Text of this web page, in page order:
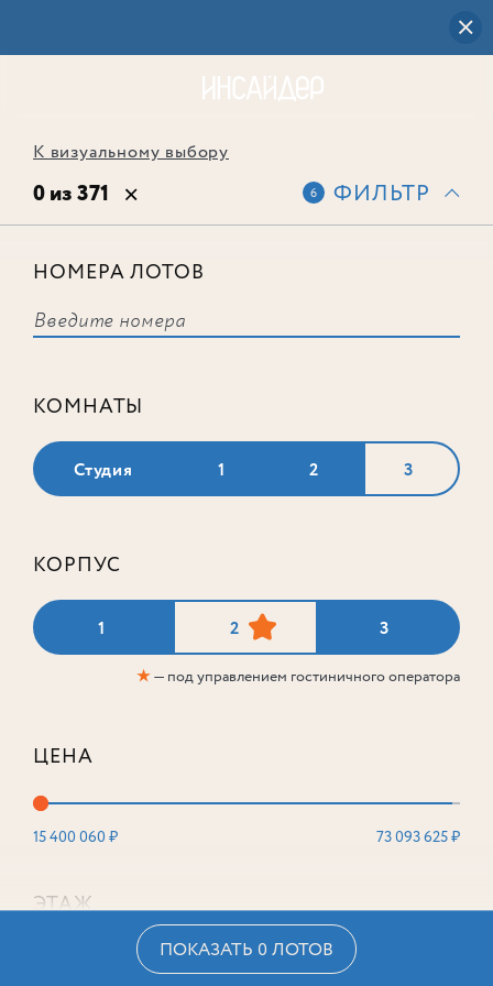
К визуальному выбору
0 из 371 6 ФИЛЬТР
НОМЕРА ЛОТОВ
КОМНАТЫ
Студия 1 2 3
КОРПУС
1 2 3
★— под управлением гостиничного оператора
ЦЕНА
15 400 060 ₽ 73 093 625 ₽
ЭТАЖ
ПОКАЗАТЬ 0 ЛОТОВ
соответствует ни одного лота